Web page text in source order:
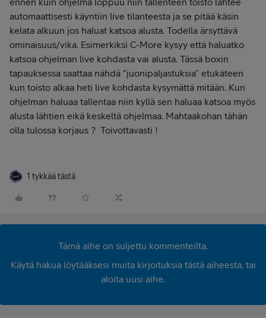
automaattisesti käyntiin live tilanteesta ja se pitää käsin
kelata alkuun jos haluat katsoa alusta. Todella ärsyttävä
ominaisuus/vika. Esimerkiksi C-More kysyy että haluatko
katsoa ohjelman live kohdasta vai alusta. Tässä boxin
tapauksessa saattaa nähdä “juonipaljastuksia” etukäteen
kun toisto alkaa heti live kohdasta kysymättä mitään. Kun
ohjelman haluaa tallentaa niin kyllä sen haluaa katsoa myös
alusta lähtien eikä keskeltä ohjelmaa. Mahtaakohan tähän
olla tulossa korjaus ? Toivottavasti !
1 tykkää tästä
Tämä aihe on suljettu kommenteilta.
Käytä hakua löytääksesi muita kirjoituksia tästä aiheesta, tai
aloita uusi aihe.